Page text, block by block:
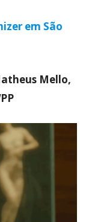
em São
Mello,